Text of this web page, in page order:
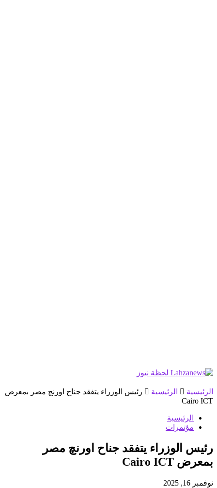
الرئيسية الرئيسية
رئيس الوزراء يتفقد جناح اورنچ مصر بمعرض
Cairo ICT
الرئيسية
مؤتمرات
رئيس الوزراء يتفقد جناح اورنچ مصر
بمعرض Cairo ICT
نوفمبر 16, 2025